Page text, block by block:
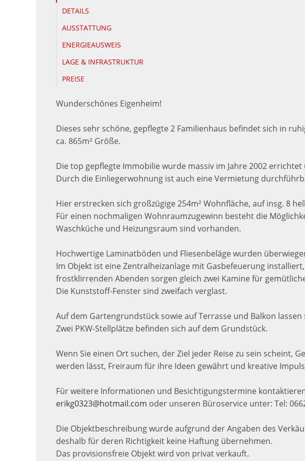
DETAILS
AUSSTATTUNG
ENERGIEAUSWEIS
LAGE & INFRASTRUKTUR
PREISE
Wunderschönes Eigenheim!
Dieses sehr schöne, gepflegte 2 Familienhaus befindet sich in
ca. 865m² Größe.
Die top gepflegte Immobilie wurde massiv im Jahre 2002
Durch die Einliegerwohnung ist auch eine Vermietung
Hier erstrecken sich großzügige 254m² Wohnfläche, auf insg. 8
Für einen nochmaligen Wohnraumzugewinn besteht die
Waschküche und Heizungsraum sind vorhanden.
Hochwertige Laminatböden und Fliesenbeläge wurden
Im Objekt ist eine Zentralheizanlage mit Gasbefeuerung
frostklirrenden Abenden sorgen gleich zwei Kamine für
Die Kunststoff-Fenster sind zweifach verglast.
Auf dem Gartengrundstück sowie auf Terrasse und Balkon
Zwei PKW-Stellplätze befinden sich auf dem Grundstück.
Wenn Sie einen Ort suchen, der Ziel jeder Reise zu sein scheint,
werden lässt, Freiraum für ihre Ideen gewährt und kreative
Für weitere Informationen und Besichtigungstermine
erikg0323@hotmail.com oder unseren Büroservice unter: Tel:
Die Objektbeschreibung wurde aufgrund der Angaben des
deshalb für deren Richtigkeit keine Haftung übernehmen.
Das provisionsfreie Objekt wird von privat verkauft.